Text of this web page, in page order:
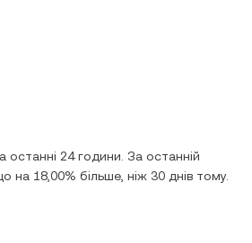
останні 24 години. За останній
на 18,00% більше, ніж 30 днів тому.